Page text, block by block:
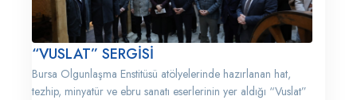
“VUSLAT” SERGİSİ
Bursa Olgunlaşma Enstitüsü atölyelerinde hazırlanan hat,
tezhip, minyatür ve ebru sanatı eserlerinin yer aldığı “Vuslat”